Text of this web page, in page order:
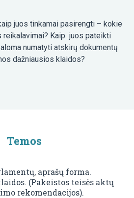
juos tinkamai pasirengti – kokie
reikalavimai? Kaip juos pateikti
numatyti atskirų dokumentų
dažniausios klaidos?
Temos
aprašų forma.
(Pakeistos teisės aktų
rekomendacijos).